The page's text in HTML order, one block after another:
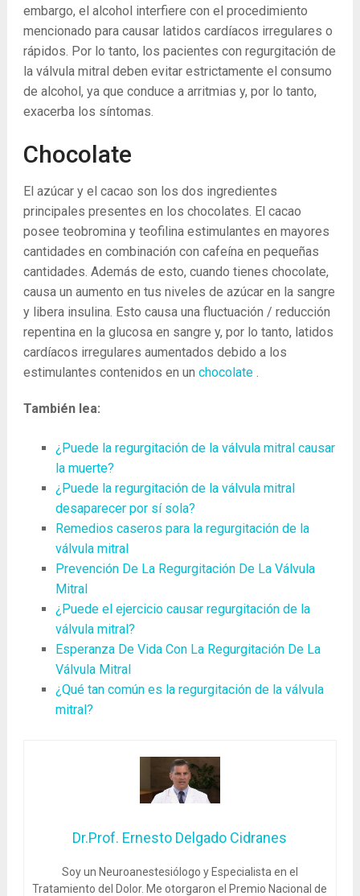
embargo, el alcohol interfiere con el procedimiento
mencionado para causar latidos cardíacos irregulares o
rápidos. Por lo tanto, los pacientes con regurgitación de
la válvula mitral deben evitar estrictamente el consumo
de alcohol, ya que conduce a arritmias y, por lo tanto,
exacerba los síntomas.
Chocolate
El azúcar y el cacao son los dos ingredientes
principales presentes en los chocolates. El cacao
posee teobromina y teofilina estimulantes en mayores
cantidades en combinación con cafeína en pequeñas
cantidades. Además de esto, cuando tienes chocolate,
causa un aumento en tus niveles de azúcar en la sangre
y libera insulina. Esto causa una fluctuación / reducción
repentina en la glucosa en sangre y, por lo tanto, latidos
cardíacos irregulares aumentados debido a los
estimulantes contenidos en un chocolate.
También lea:
¿Puede la regurgitación de la válvula mitral causar
la muerte?
¿Puede la regurgitación de la válvula mitral
desaparecer por sí sola?
Remedios caseros para la regurgitación de la
válvula mitral
Prevención De La Regurgitación De La Válvula
Mitral
¿Puede el ejercicio causar regurgitación de la
válvula mitral?
Esperanza De Vida Con La Regurgitación De La
Válvula Mitral
¿Qué tan común es la regurgitación de la válvula
mitral?
Dr.Prof. Ernesto Delgado Cidranes
Soy un Neuroanestesiólogo y Especialista en el
Tratamiento del Dolor. Me otorgaron el Premio Nacional de